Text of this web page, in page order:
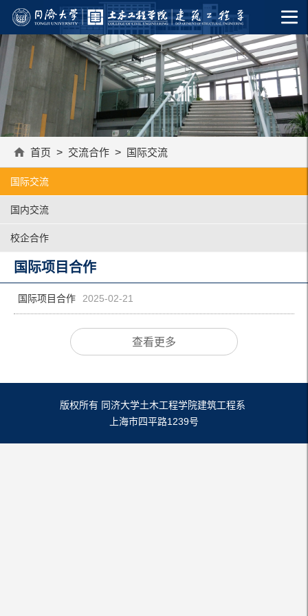
首页 > 交流合作 > 国际交流
国际交流
国内交流
校企合作
国际项目合作
国际项目合作 2025-02-21
查看更多
版权所有 同济大学土木工程学院建筑工程系
上海市四平路1239号